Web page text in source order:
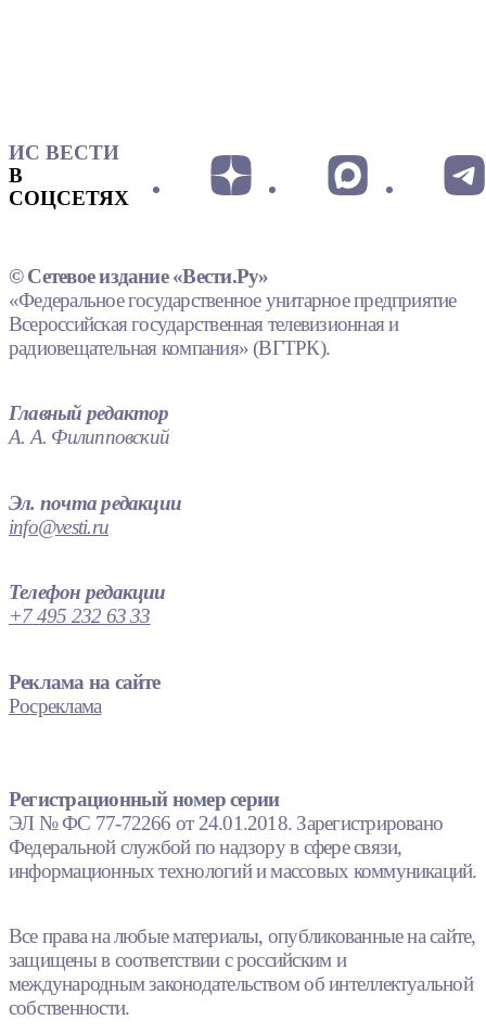
ИС ВЕСТИ
В
СОЦСЕТЯХ
© Сетевое издание «Вести.Ру»
«Федеральное государственное унитарное предприятие
Всероссийская государственная телевизионная и
радиовещательная компания» (ВГТРК).
Главный редактор
А. А. Филипповский
Эл. почта редакции
info@vesti.ru
Телефон редакции
+7 495 232 63 33
Реклама на сайте
Росреклама
Регистрационный номер серии
ЭЛ № ФС 77-72266 от 24.01.2018. Зарегистрировано
Федеральной службой по надзору в сфере связи,
информационных технологий и массовых коммуникаций.
Все права на любые материалы, опубликованные на сайте,
защищены в соответствии с российским и
международным законодательством об интеллектуальной
собственности.